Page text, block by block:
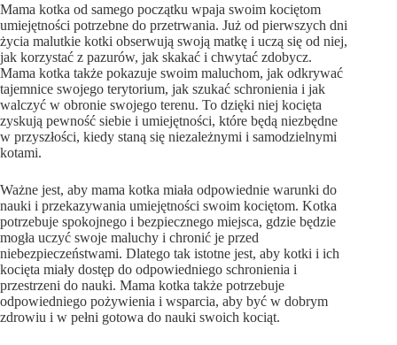
Mama kotka od samego początku wpaja swoim kociętom
umiejętności potrzebne do przetrwania. Już od pierwszych dni
życia malutkie kotki obserwują swoją matkę i uczą się od niej,
jak korzystać z pazurów, jak skakać i chwytać zdobycz.
Mama kotka także pokazuje swoim maluchom, jak odkrywać
tajemnice swojego terytorium, jak szukać schronienia i jak
walczyć w obronie swojego terenu. To dzięki niej kocięta
zyskują pewność siebie i umiejętności, które będą niezbędne
w przyszłości, kiedy staną się niezależnymi i samodzielnymi
kotami.
Ważne jest, aby mama kotka miała odpowiednie warunki do
nauki i przekazywania umiejętności swoim kociętom. Kotka
potrzebuje spokojnego i bezpiecznego miejsca, gdzie będzie
mogła uczyć swoje maluchy i chronić je przed
niebezpieczeństwami. Dlatego tak istotne jest, aby kotki i ich
kocięta miały dostęp do odpowiedniego schronienia i
przestrzeni do nauki. Mama kotka także potrzebuje
odpowiedniego pożywienia i wsparcia, aby być w dobrym
zdrowiu i w pełni gotowa do nauki swoich kociąt.